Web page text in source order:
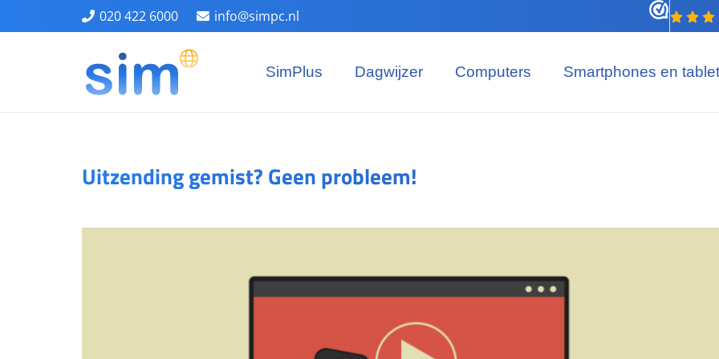
020 422 6000 info@simpc.nl
SimPlus Dagwijzer Computers Smartphones en
Uitzending gemist? Geen probleem!